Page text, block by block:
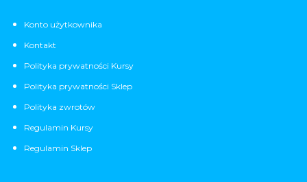
Konto użytkownika
Kontakt
Polityka prywatności Kursy
Polityka prywatności Sklep
Polityka zwrotów
Regulamin Kursy
Regulamin Sklep